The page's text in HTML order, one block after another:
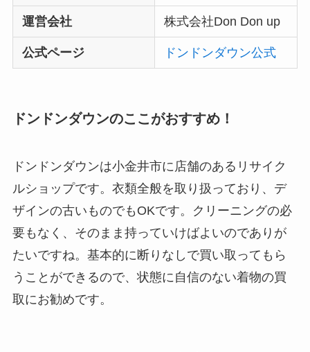
運営会社 株式会社Don Don up
公式ページ ドンドンダウン公式
ドンドンダウンのここがおすすめ！
ドンドンダウンは小金井市に店舗のあるリサイク
ルショップです。衣類全般を取り扱っており、デ
ザインの古いものでもOKです。クリーニングの必
要もなく、そのまま持っていけばよいのでありが
たいですね。基本的に断りなしで買い取ってもら
うことができるので、状態に自信のない着物の買
取にお勧めです。